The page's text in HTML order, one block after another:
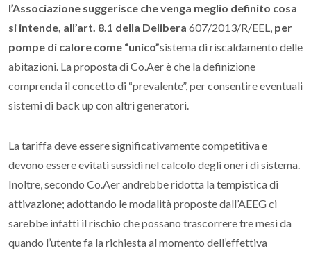
l’Associazione suggerisce che venga meglio definito cosa
si intende, all’art. 8.1 della Delibera 607/2013/R/EEL, per
pompe di calore come “unico”sistema di riscaldamento delle
abitazioni. La proposta di Co.Aer è che la definizione
comprenda il concetto di “prevalente”, per consentire eventuali
sistemi di back up con altri generatori.
La tariffa deve essere significativamente competitiva e
devono essere evitati sussidi nel calcolo degli oneri di sistema.
Inoltre, secondo Co.Aer andrebbe ridotta la tempistica di
attivazione; adottando le modalità proposte dall’AEEG ci
sarebbe infatti il rischio che possano trascorrere tre mesi da
quando l’utente fa la richiesta al momento dell’effettiva